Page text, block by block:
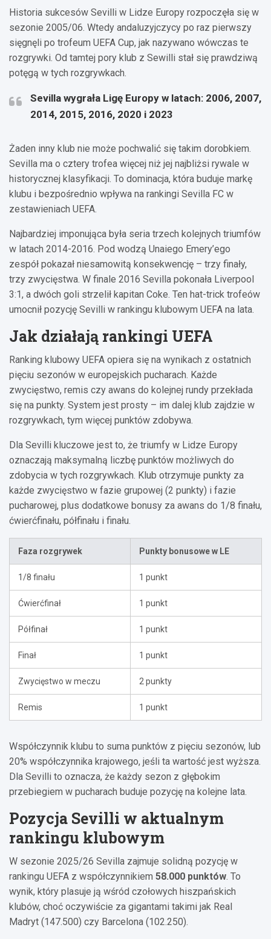
Historia sukcesów Sevilli w Lidze Europy rozpoczęła się w
sezonie 2005/06. Wtedy andaluzyjczycy po raz pierwszy
sięgnęli po trofeum UEFA Cup, jak nazywano wówczas te
rozgrywki. Od tamtej pory klub z Sewilli stał się prawdziwą
potęgą w tych rozgrywkach.
Sevilla wygrała Ligę Europy w latach: 2006, 2007,
2014, 2015, 2016, 2020 i 2023
Żaden inny klub nie może pochwalić się takim dorobkiem.
Sevilla ma o cztery trofea więcej niż jej najbliżsi rywale w
historycznej klasyfikacji. To dominacja, która buduje markę
klubu i bezpośrednio wpływa na rankingi Sevilla FC w
zestawieniach UEFA.
Najbardziej imponująca była seria trzech kolejnych triumfów
w latach 2014-2016. Pod wodzą Unaiego Emery’ego
zespół pokazał niesamowitą konsekwencję – trzy finały,
trzy zwycięstwa. W finale 2016 Sevilla pokonała Liverpool
3:1, a dwóch goli strzelił kapitan Coke. Ten hat-trick trofeów
umocnił pozycję Sevilli w rankingu klubowym UEFA na lata.
Jak działają rankingi UEFA
Ranking klubowy UEFA opiera się na wynikach z ostatnich
pięciu sezonów w europejskich pucharach. Każde
zwycięstwo, remis czy awans do kolejnej rundy przekłada
się na punkty. System jest prosty – im dalej klub zajdzie w
rozgrywkach, tym więcej punktów zdobywa.
Dla Sevilli kluczowe jest to, że triumfy w Lidze Europy
oznaczają maksymalną liczbę punktów możliwych do
zdobycia w tych rozgrywkach. Klub otrzymuje punkty za
każde zwycięstwo w fazie grupowej (2 punkty) i fazie
pucharowej, plus dodatkowe bonusy za awans do 1/8 finału,
ćwierćfinału, półfinału i finału.
Faza rozgrywek Punkty bonusowe w LE
1/8 finału 1 punkt
Ćwierćfinał 1 punkt
Półfinał 1 punkt
Finał 1 punkt
Zwycięstwo w meczu 2 punkty
Remis 1 punkt
Współczynnik klubu to suma punktów z pięciu sezonów, lub
20% współczynnika krajowego, jeśli ta wartość jest wyższa.
Dla Sevilli to oznacza, że każdy sezon z głębokim
przebiegiem w pucharach buduje pozycję na kolejne lata.
Pozycja Sevilli w aktualnym
rankingu klubowym
W sezonie 2025/26 Sevilla zajmuje solidną pozycję w
rankingu UEFA z współczynnikiem 58.000 punktów. To
wynik, który plasuje ją wśród czołowych hiszpańskich
klubów, choć oczywiście za gigantami takimi jak Real
Madryt (147.500) czy Barcelona (102.250).